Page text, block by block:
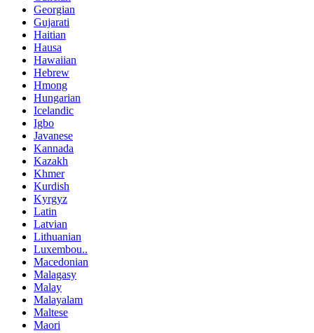
Georgian
Gujarati
Haitian
Hausa
Hawaiian
Hebrew
Hmong
Hungarian
Icelandic
Igbo
Javanese
Kannada
Kazakh
Khmer
Kurdish
Kyrgyz
Latin
Latvian
Lithuanian
Luxembou..
Macedonian
Malagasy
Malay
Malayalam
Maltese
Maori